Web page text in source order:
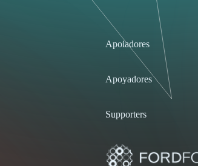
Apoiadores
Apoyadores
Supporters